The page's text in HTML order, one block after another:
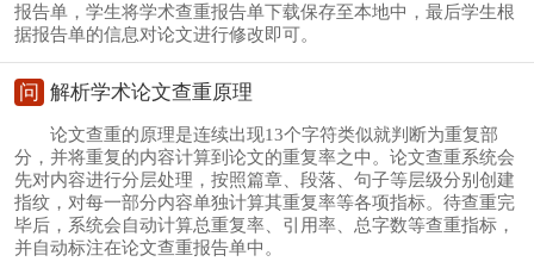
报告单，学生将学术查重报告单下载保存至本地中，最后学生根
据报告单的信息对论文进行修改即可。
问 解析学术论文查重原理
论文查重的原理是连续出现13个字符类似就判断为重复部
分，并将重复的内容计算到论文的重复率之中。论文查重系统会
先对内容进行分层处理，按照篇章、段落、句子等层级分别创建
指纹，对每一部分内容单独计算其重复率等各项指标。待查重完
毕后，系统会自动计算总重复率、引用率、总字数等查重指标，
并自动标注在论文查重报告单中。